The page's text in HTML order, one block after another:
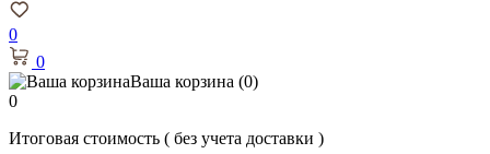
0
0
Ваша корзина (0)
0
Итоговая стоимость ( без учета доставки )